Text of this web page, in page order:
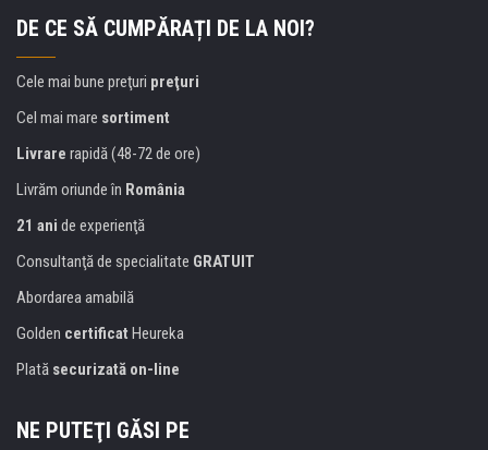
DE CE SĂ CUMPĂRAȚI DE LA NOI?
Cele mai bune preţuri preţuri
Cel mai mare sortiment
Livrare rapidă (48-72 de ore)
Livrăm oriunde în România
21 ani de experienţă
Consultanţă de specialitate GRATUIT
Abordarea amabilă
Golden certificat Heureka
Plată securizată on-line
NE PUTEŢI GĂSI PE